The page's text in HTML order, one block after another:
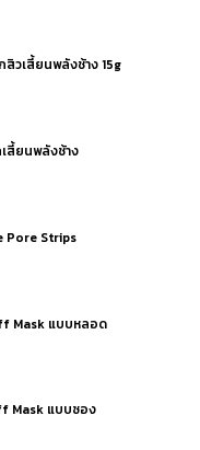
วเสี้ยนพลังช้าง 15g
สี้ยนพลังช้าง
Pore Strips
Mask แบบหลอด
Mask แบบซอง